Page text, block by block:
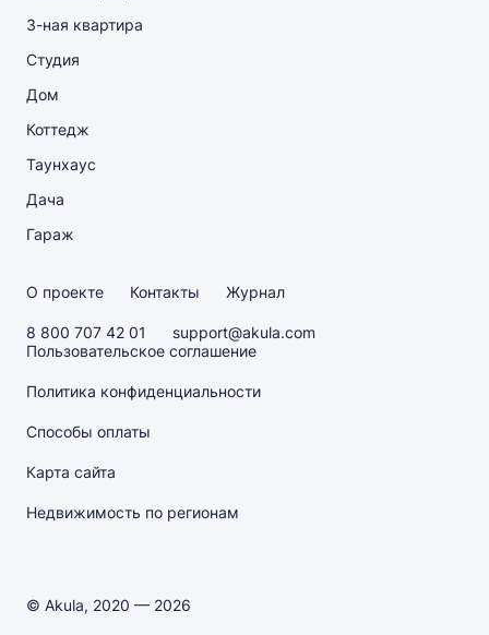
3-ная квартира
Студия
Дом
Коттедж
Таунхаус
Дача
Гараж
О проекте Контакты Журнал
8 800 707 42 01
support@akula.com
Пользовательское соглашение
Политика конфиденциальности
Способы оплаты
Карта сайта
Недвижимость по регионам
© Akula, 2020 — 2026